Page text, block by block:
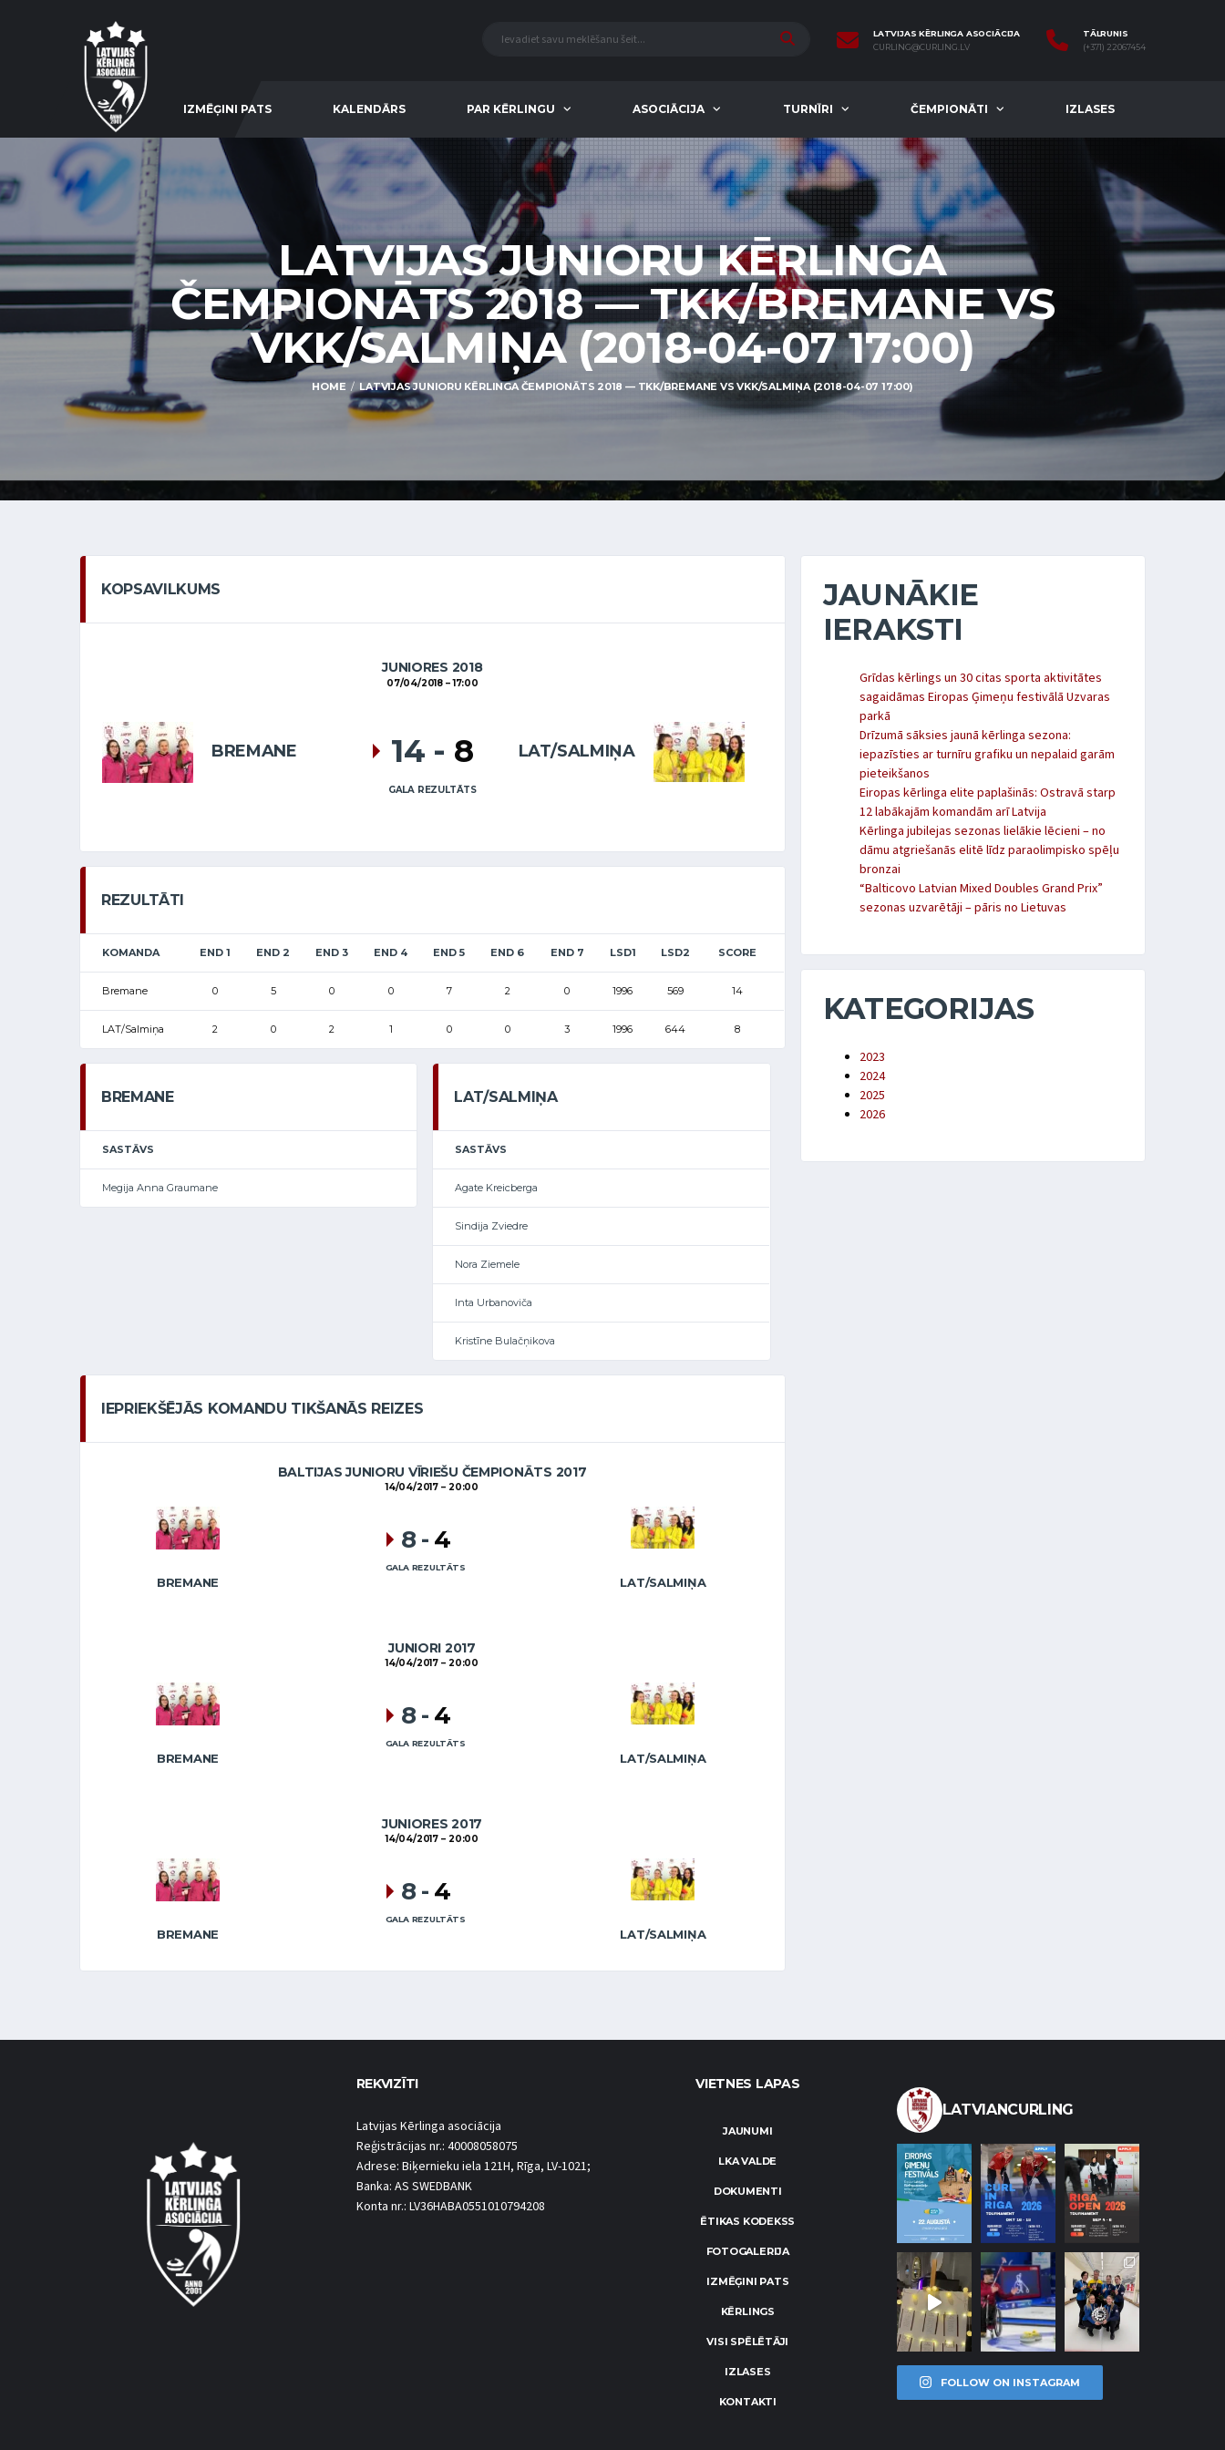
LATVIJAS KĒRLINGA ASOCIĀCIJA
CURLING@CURLING.LV
TĀLRUNIS
(+371) 22067454
IZMĒĢINI PATS KALENDĀRS PAR KĒRLINGU ASOCIĀCIJA TURNĪRI ČEMPIONĀTI IZLASES
LATVIJAS JUNIORU KĒRLINGA
ČEMPIONĀTS 2018 — TKK/BREMANE VS
VKK/SALMIŅA (2018-04-07 17:00)
HOME LATVIJAS JUNIORU KĒRLINGA ČEMPIONĀTS 2018 — TKK/BREMANE VS VKK/SALMIŅA (2018-04-07 17:00)
KOPSAVILKUMS
JUNIORES 2018
07/04/2018 17:00
BREMANE LAT/SALMIŅA
14 - 8
GALA REZULTĀTS
REZULTĀTI
KOMANDA END 1 END 2 END 3 END 4 END 5 END 6 END 7 LSD1 LSD2 SCORE
Bremane 0 5 0 0 7 2 0 1996 569 14
LAT/Salmiņa 2 0 2 1 0 0 3 1996 644 8
BREMANE
SASTĀVS
Megija Anna Graumane
LAT/SALMIŅA
SASTĀVS
Agate Kreicberga
Sindija Zviedre
Nora Ziemele
Inta Urbanoviča
Kristīne Bulačņikova
IEPRIEKŠĒJĀS KOMANDU TIKŠANĀS REIZES
BALTIJAS JUNIORU VĪRIEŠU ČEMPIONĀTS 2017
14/04/2017 20:00
BREMANE LAT/SALMIŅA
8 - 4
GALA REZULTĀTS
JUNIORI 2017
14/04/2017 20:00
BREMANE LAT/SALMIŅA
8 - 4
GALA REZULTĀTS
JUNIORES 2017
14/04/2017 20:00
BREMANE LAT/SALMIŅA
8 - 4
GALA REZULTĀTS
JAUNĀKIE
IERAKSTI
Grīdas kērlings un 30 citas sporta aktivitātes
sagaidāmas Eiropas Ģimeņu festivālā Uzvaras
parkā
Drīzumā sāksies jaunā kērlinga sezona:
iepazīsties ar turnīru grafiku un nepalaid garām
pieteikšanos
Eiropas kērlinga elite paplašinās: Ostravā starp
12 labākajām komandām arī Latvija
Kērlinga jubilejas sezonas lielākie lēcieni – no
dāmu atgriešanās elitē līdz paraolimpisko spēļu
bronzai
“Balticovo Latvian Mixed Doubles Grand Prix”
sezonas uzvarētāji – pāris no Lietuvas
KATEGORIJAS
2023
2024
2025
2026
REKVIZĪTI
Latvijas Kērlinga asociācija
Reģistrācijas nr.: 40008058075
Adrese: Biķernieku iela 121H, Rīga, LV-1021;
Banka: AS SWEDBANK
Konta nr.: LV36HABA0551010794208
VIETNES LAPAS
JAUNUMI
LKA VALDE
DOKUMENTI
ĒTIKAS KODEKSS
FOTOGALERIJA
IZMĒĢINI PATS
KĒRLINGS
VISI SPĒLĒTĀJI
IZLASES
KONTAKTI
LATVIANCURLING
FOLLOW ON INSTAGRAM